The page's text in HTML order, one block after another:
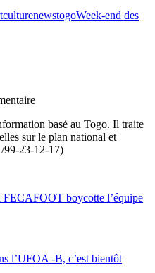
togoWeek-end des
basé au Togo. Il traite
sur le plan national et
99-23-12-17)
boycotte l’équipe
l’UFOA -B, c’est bientôt